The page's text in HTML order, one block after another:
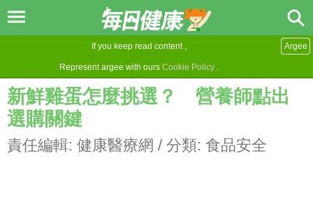
If you keep read content ,
Represent argee with ours Cookie Policy .
Argee
新鮮雞蛋怎麼挑選？ 營養師點出
選購關鍵
責任編輯: 健康醫療網 / 分類: 食品安全